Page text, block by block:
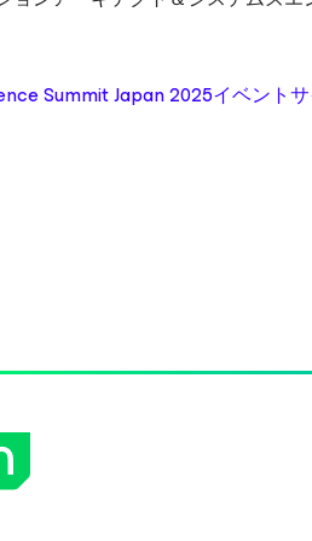
Summit Japan 2025イベント